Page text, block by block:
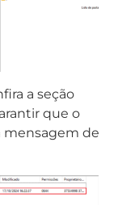
a seção
que o
mensagem de